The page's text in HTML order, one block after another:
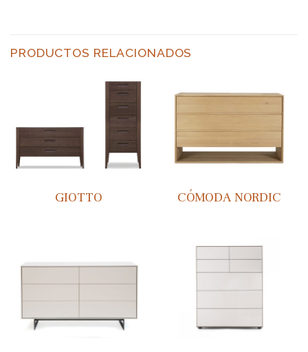
PRODUCTOS RELACIONADOS
GIOTTO CÓMODA NORDIC